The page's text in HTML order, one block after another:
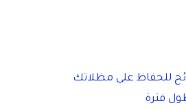
10 نصائح للحفاظ على مظلاتك
فترة